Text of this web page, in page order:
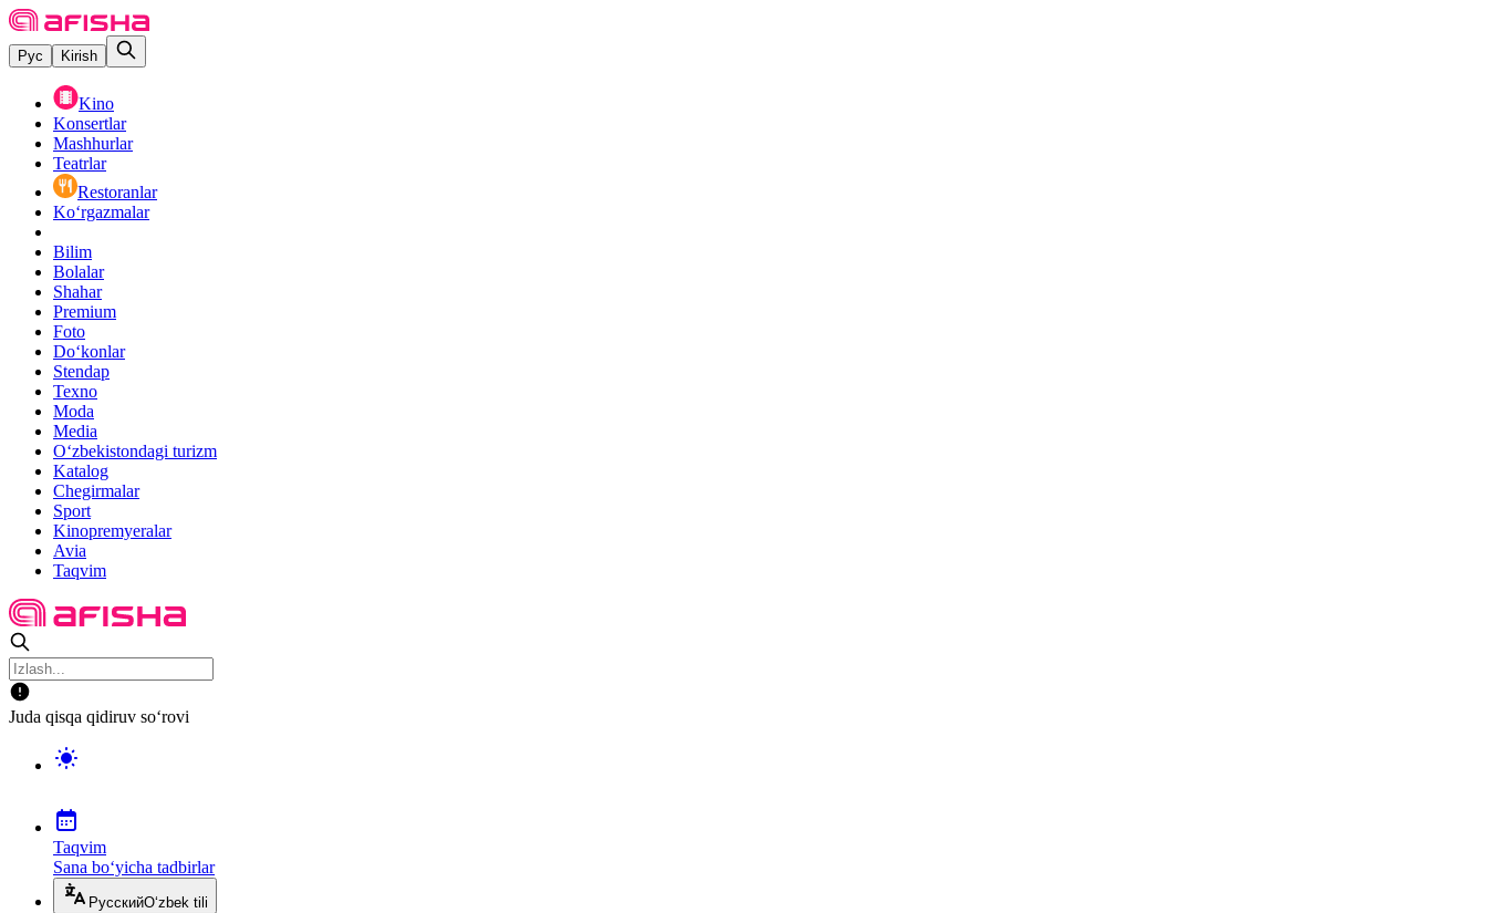
Рус Kirish
Kino
Konsertlar
Mashhurlar
Teatrlar
Restoranlar
Ko‘rgazmalar
Bilim
Bolalar
Shahar
Premium
Foto
Do‘konlar
Stendap
Texno
Moda
Media
O‘zbekistondagi turizm
Katalog
Chegirmalar
Sport
Kinopremyeralar
Avia
Taqvim
Juda qisqa qidiruv so‘rovi
Taqvim
Sana bo‘yicha tadbirlar
РусскийO‘zbek tili